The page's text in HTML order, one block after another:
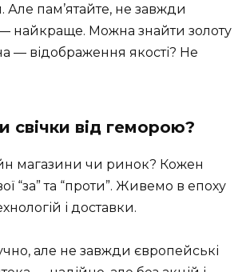
Але пам’ятайте, не завжди
найкраще. Можна знайти золоту
— відображення якості? Не
свічки від геморою?
магазини чи ринок? Кожен
“за” та “проти”. Живемо в епоху
і доставки.
але не завжди європейські